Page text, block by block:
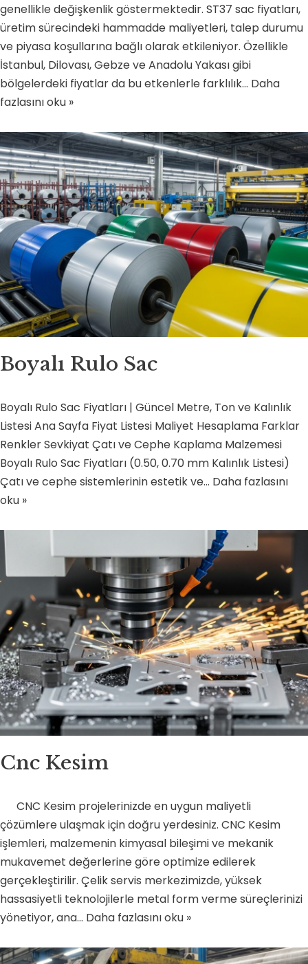
genellikle değişkenlik göstermektedir. ST37 sac fiyatları,
üretim sürecindeki hammadde maliyetleri, talep durumu
ve piyasa koşullarına bağlı olarak etkileniyor. Özellikle
İstanbul, Dilovası, Gebze ve Anadolu Yakası gibi
bölgelerdeki fiyatlar da bu etkenlerle farklılık… Daha
fazlasını oku »
Boyalı Rulo Sac
Boyalı Rulo Sac Fiyatları | Güncel Metre, Ton ve Kalınlık
Listesi Ana Sayfa Fiyat Listesi Maliyet Hesaplama Farklar
Renkler Sevkiyat Çatı ve Cephe Kaplama Malzemesi
Boyalı Rulo Sac Fiyatları (0.50, 0.70 mm Kalınlık Listesi)
Çatı ve cephe sistemlerinin estetik ve… Daha fazlasını
oku »
Cnc Kesim
CNC Kesim projelerinizde en uygun maliyetli
çözümlere ulaşmak için doğru yerdesiniz. CNC Kesim
işlemleri, malzemenin kimyasal bileşimi ve mekanik
mukavemet değerlerine göre optimize edilerek
gerçekleştirilir. Çelik servis merkezimizde, yüksek
hassasiyetli teknolojilerle metal form verme süreçlerinizi
yönetiyor, ana… Daha fazlasını oku »